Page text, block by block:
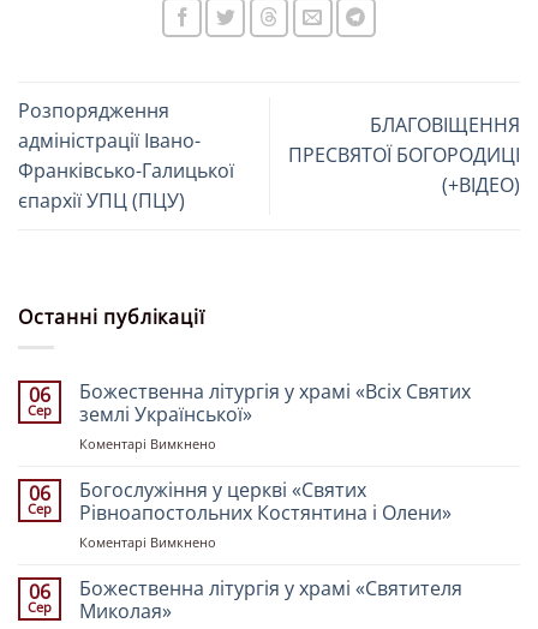
Розпорядження
адміністрації Івано-
Франківсько-Галицької
єпархії УПЦ (ПЦУ)
БЛАГОВІЩЕННЯ
ПРЕСВЯТОЇ БОГОРОДИЦІ
(+ВІДЕО)
Останні публікації
06
Сер
Божественна літургія у храмі «Всіх Святих
землі Української»
Коментарі Вимкнено
літургія
у
храмі
землі
Української»
06
Сер
Богослужіння у церкві «Святих
Рівноапостольних Костянтина і Олени»
Коментарі Вимкнено
у
церкві
06
Сер
Божественна літургія у храмі «Святителя
Миколая»